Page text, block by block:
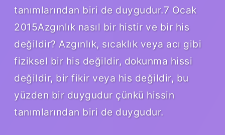
tanımlarından biri de duygudur.7 Ocak
2015Azgınlık nasıl bir histir ve bir his
değildir? Azgınlık, sıcaklık veya acı gibi
fiziksel bir his değildir, dokunma hissi
değildir, bir fikir veya his değildir, bu
yüzden bir duygudur çünkü hissin
tanımlarından biri de duygudur.